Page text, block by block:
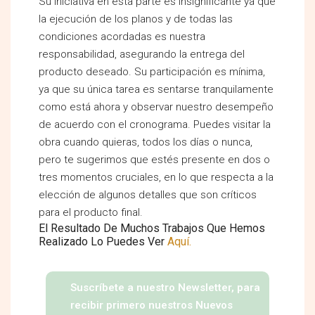
la ejecución de los planos y de todas las
condiciones acordadas es nuestra
responsabilidad, asegurando la entrega del
producto deseado. Su participación es mínima,
ya que su única tarea es sentarse tranquilamente
como está ahora y observar nuestro desempeño
de acuerdo con el cronograma. Puedes visitar la
obra cuando quieras, todos los días o nunca,
pero te sugerimos que estés presente en dos o
tres momentos cruciales, en lo que respecta a la
elección de algunos detalles que son críticos
para el producto final.
El Resultado De Muchos Trabajos Que Hemos
Realizado Lo Puedes Ver Aquí.
Suscríbete a nuestro Newsletter, para
recibir primero nuestros Nuevos